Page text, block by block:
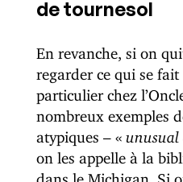
de tournesol
En revanche, si on
regarder ce qui se fait
particulier chez
nombreux exemples
atypiques – « unusual
on les appelle à la
dans le Michigan. Si